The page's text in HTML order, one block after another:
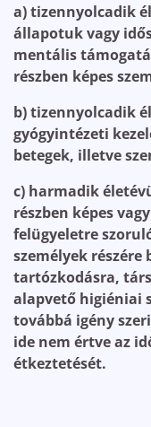
a) tizennyolcadik
állapotuk vagy
mentális
részben képes
b) tizennyolcadik
gyógyintézeti
betegek, illetve
c) harmadik
részben képes
felügyeletre
személyek
tartózkodásra,
alapvető higiéniai
továbbá igény
ide nem értve az
étkeztetését.